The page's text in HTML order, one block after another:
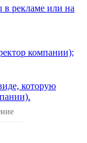
в рекламе или на
компании);
которую